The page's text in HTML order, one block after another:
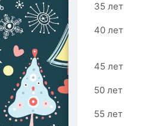
35 лет
40 лет
45 лет
50 лет
55 лет